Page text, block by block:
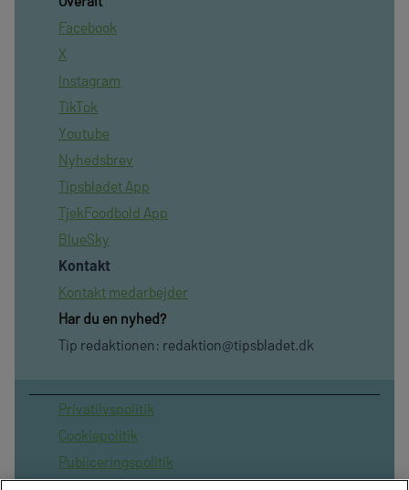
Facebook
X
Instagram
TikTok
Youtube
Nyhedsbrev
Tipsbladet App
TjekFoodbold App
BlueSky
Kontakt
Kontakt medarbejder
Har du en nyhed?
Tip redaktionen: redaktion@tipsbladet.dk
Privatilvspolitik
Cookiepolitik
Publiceringspolitik